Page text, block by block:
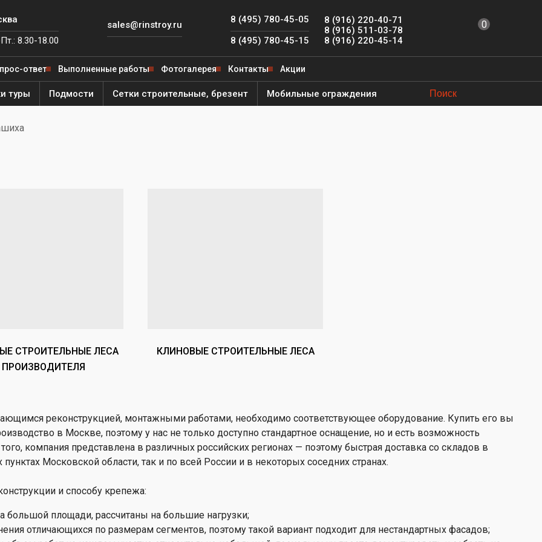
8.30-18.00
sales@rinstroy.ru
8 (495) 780-45-05
8 (495) 780-45-15
8 (916) 220-40-71
8 (916) 511-03-78
8 (916) 220-45-14
0
ответ Выполненные работы Фотогалерея Контакты Акции
туры Подмости Сетки строительные, брезент Мобильные ограждения
СТРОИТЕЛЬНЫЕ ЛЕСА
ПРОИЗВОДИТЕЛЯ
КЛИНОВЫЕ СТРОИТЕЛЬНЫЕ ЛЕСА
реконструкцией, монтажными работами, необходимо соответствующее оборудование. Купить его вы
в Москве, поэтому у нас не только доступно стандартное оснащение, но и есть возможность
компания представлена в различных российских регионах — поэтому быстрая доставка со складов в
Московской области, так и по всей России и в некоторых соседних странах.
и способу крепежа:
площади, рассчитаны на большие нагрузки;
отличающихся по размерам сегментов, поэтому такой вариант подходит для нестандартных фасадов;